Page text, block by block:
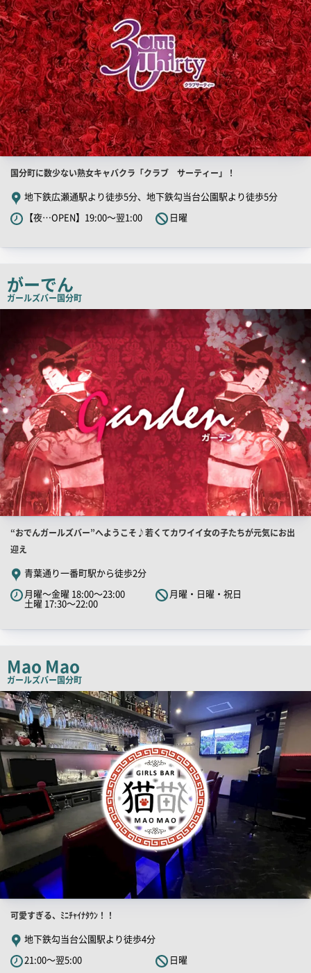
店
舗
PR
キ
コ
ピ
国分町に数少ない熟女キャバクラ「クラブ サーティー」！
地下鉄広瀬通駅より徒歩5分、地下鉄勾当台公園駅より徒歩5分
【夜…OPEN】19:00～翌1:00
日曜
がーでん
ガールズバー国分町
店
店
舗
PR
キ
ャ
チ
ピ
ー
“おでんガールズバー”へようこそ♪若くてカワイイ女の子たちが元気にお出
迎え
青葉通り一番町駅から徒歩2分
月曜～金曜 18:00～23:00
土曜 17:30～22:00
月曜・日曜・祝日
Mao Mao
ガールズバー国分町
店
舗
PR
画
像
店
舗
PR
キ
可愛すぎる、ﾐﾆﾁｬｲﾅﾀｳﾝ！！
地下鉄勾当台公園駅より徒歩4分
21:00～翌5:00
日曜